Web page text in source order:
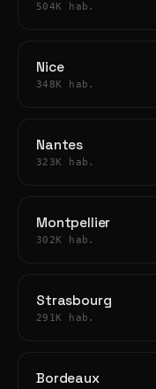
504K hab.
Nice
348K hab.
Nantes
323K hab.
Montpellier
302K hab.
Strasbourg
291K hab.
Bordeaux